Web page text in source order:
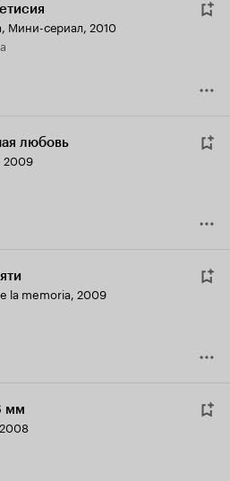
, Мини-сериал, 2010
любовь
2009
la memoria, 2009
мм
2008